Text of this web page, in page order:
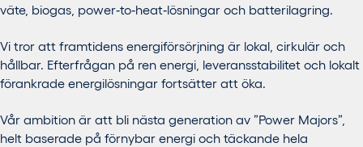
väte, biogas, power‑to‑heat‑lösningar och batterilagring.
Vi tror att framtidens energiförsörjning är lokal, cirkulär och
hållbar. Efterfrågan på ren energi, leveransstabilitet och lokalt
förankrade energilösningar fortsätter att öka.
Vår ambition är att bli nästa generation av ”Power Majors”,
helt baserade på förnybar energi och täckande hela